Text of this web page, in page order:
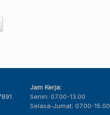
Jam Kerja:
Senin: 07.00-13.00
Selasa-Jumat: 07.00-15.00